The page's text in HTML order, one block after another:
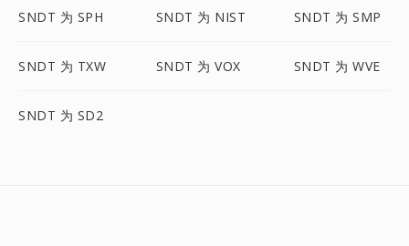
SNDT 为 SPH SNDT 为 NIST SNDT 为 SMP
SNDT 为 TXW SNDT 为 VOX SNDT 为 WVE
SNDT 为 SD2